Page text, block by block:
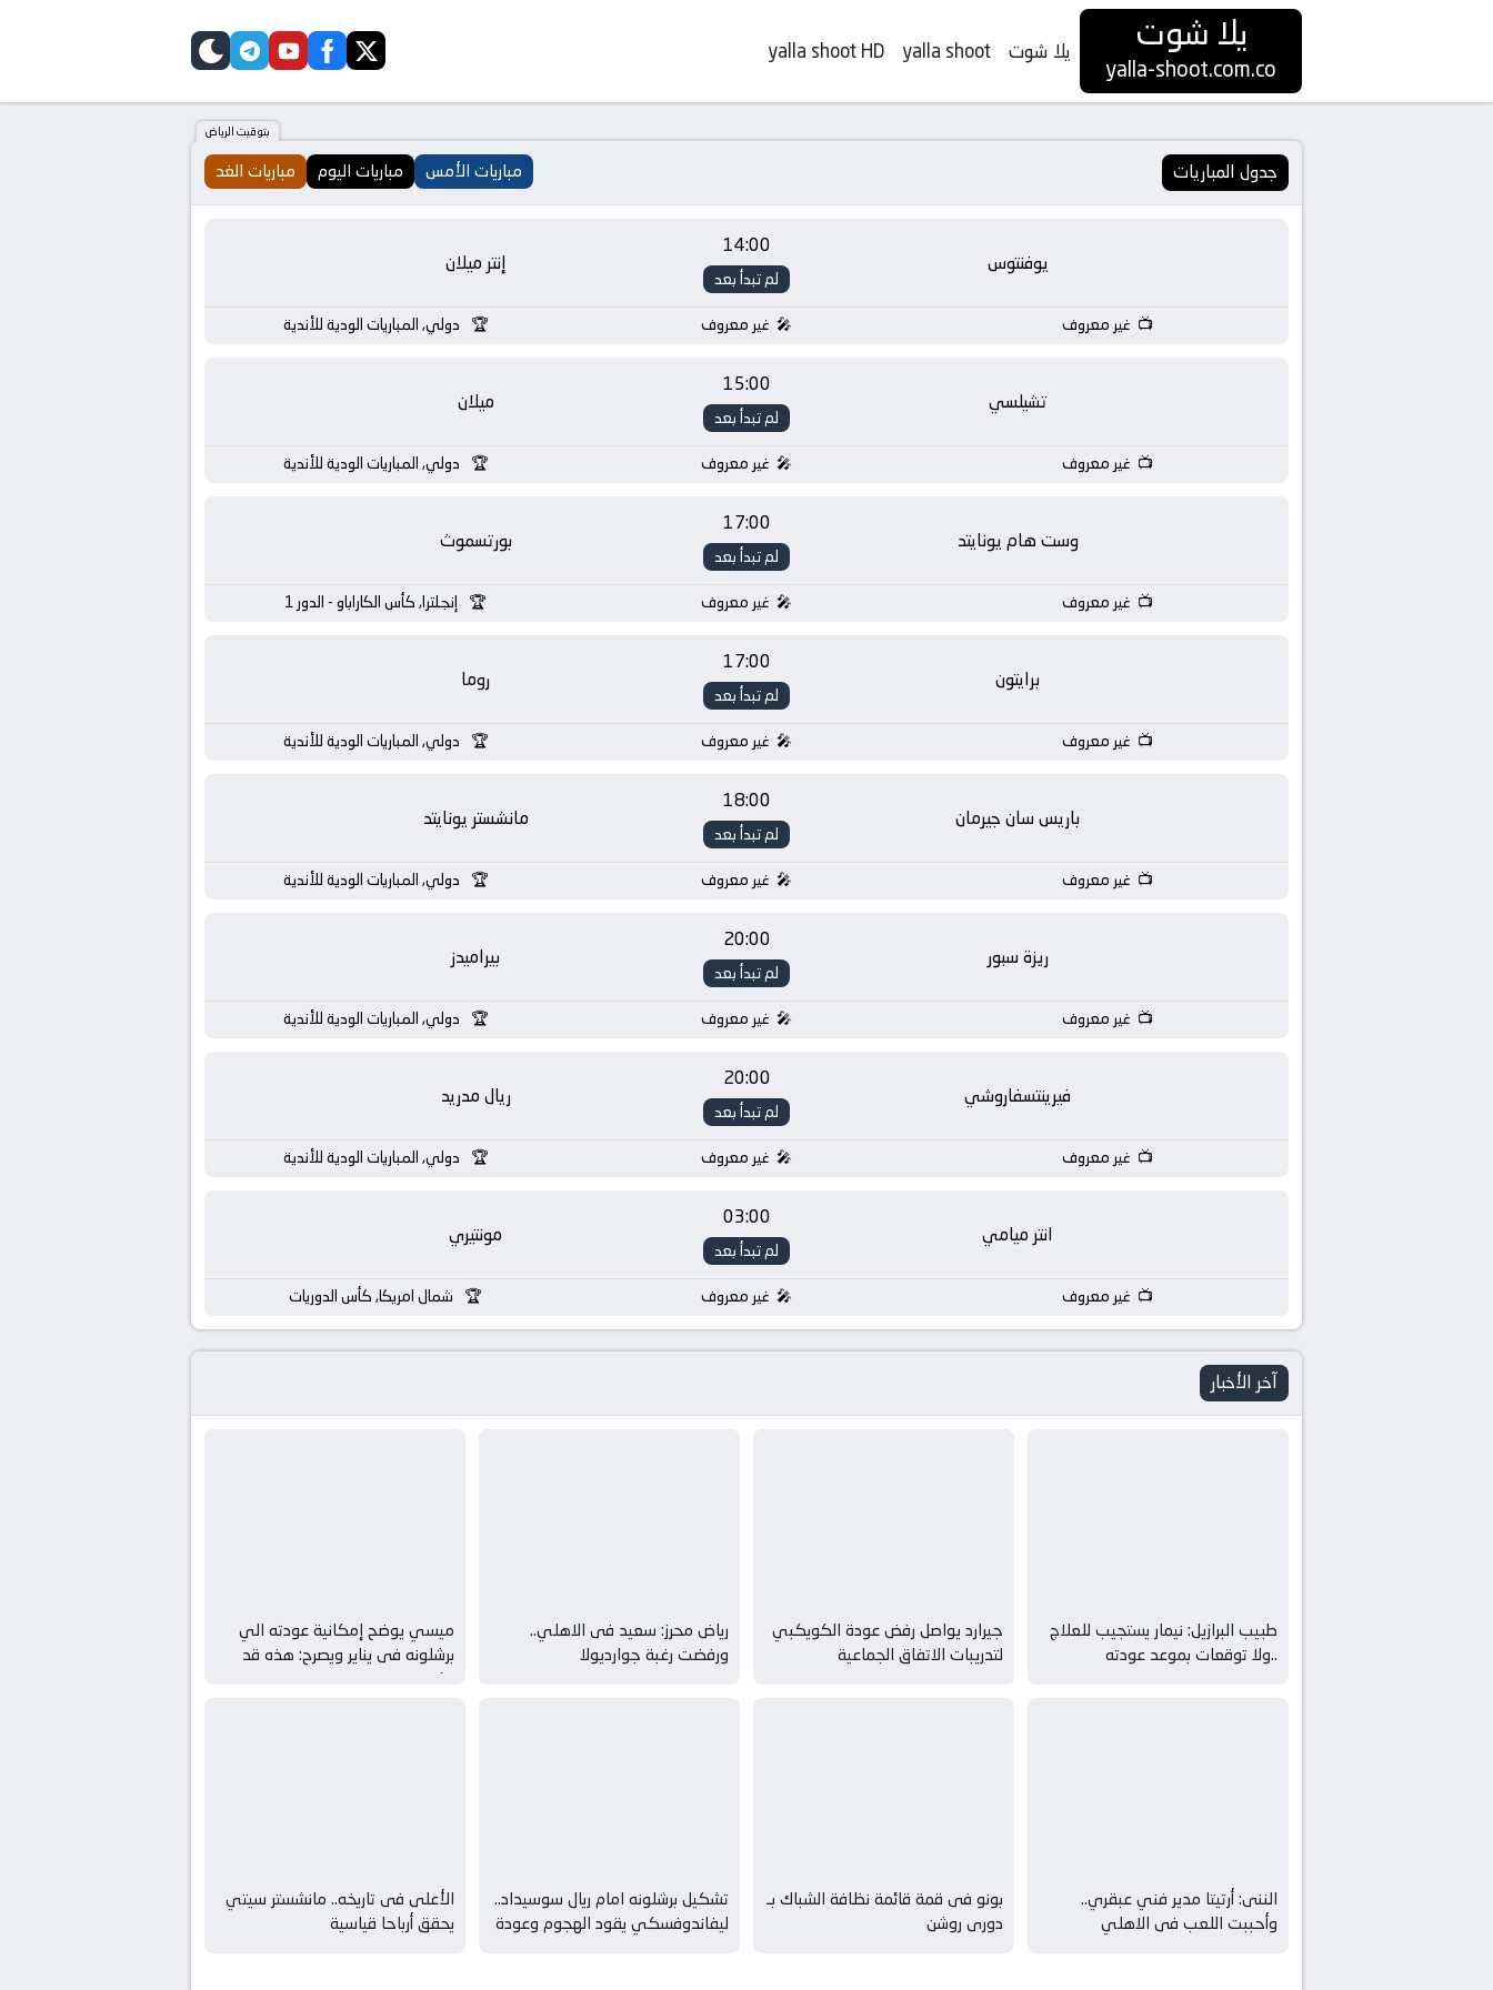
yalla
shoot
يلا شوت
yalla-shoot.com.co
يلا شوت yalla shoot
yalla shoot HD
twitter
facebook
youtube
telegram
skin
بتوقيت الرياض
جدول المباريات مباريات الأمس مباريات اليوم مباريات الغد
يوفنتوس
14:00
لم تبدأ بعد
إنتر ميلان
غير معروف غير معروف دولي, المباريات الودية للأندية
تشيلسي
15:00
لم تبدأ بعد
ميلان
غير معروف غير معروف دولي, المباريات الودية للأندية
وست هام يونايتد
17:00
لم تبدأ بعد
بورتسموث
غير معروف غير معروف إنجلترا, كأس الكاراباو - الدور 1
برايتون
17:00
لم تبدأ بعد
روما
غير معروف غير معروف دولي, المباريات الودية للأندية
باريس سان جيرمان
18:00
لم تبدأ بعد
مانشستر يونايتد
غير معروف غير معروف دولي, المباريات الودية للأندية
ريزة سبور
20:00
لم تبدأ بعد
بيراميدز
غير معروف غير معروف دولي, المباريات الودية للأندية
فيرينتسفاروشي
20:00
لم تبدأ بعد
ريال مدريد
غير معروف غير معروف دولي, المباريات الودية للأندية
انتر ميامي
03:00
لم تبدأ بعد
مونتيري
غير معروف غير معروف شمال امريكا, كأس الدوريات
آخر الأخبار
طبيب البرازيل: نيمار يستجيب للعلاج
..ولا توقعات بموعد عودته
جيرارد يواصل رفض عودة الكويكبي
لتدريبات الاتفاق الجماعية
رياض محرز: سعيد فى الاهلي..
ورفضت رغبة جوارديولا
ميسي يوضح إمكانية عودته الي
برشلونه فى يناير ويصرح: هذه قد
تكون
الننى: أرتيتا مدير فني عبقري..
وأحببت اللعب فى الاهلي
بونو فى قمة قائمة نظافة الشباك بـ
دورى روشن
تشكيل برشلونه امام ريال سوسيداد..
ليفاندوفسكي يقود الهجوم وعودة
الأعلى فى تاريخه.. مانشستر سيتي
يحقق أرباحا قياسية